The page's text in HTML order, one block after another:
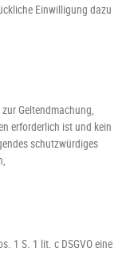
Einwilligung dazu
Geltendmachung,
erforderlich ist und kein
schutzwürdiges
1 S. 1 lit. c DSGVO eine